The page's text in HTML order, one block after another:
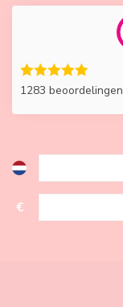
1283 beoordelingen
€